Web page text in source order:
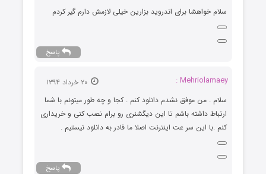
سلام خواهشا برای اندروید بزارین خیلی لازمش دارم گیر کردم
پاسخ
Mehriolamaey :
۲۰ خرداد ۱۳۹۴
سلام . من موفق نشدم دانلود کنم . کجا و چه طور میتونم با شما
ارتباط داشته باشم تا این دیگشنری رو برام نصب کنی و خریداری
کنم .با این سر عت اینترنت اصلا ما قادر به دانلود نیستیم .
پاسخ